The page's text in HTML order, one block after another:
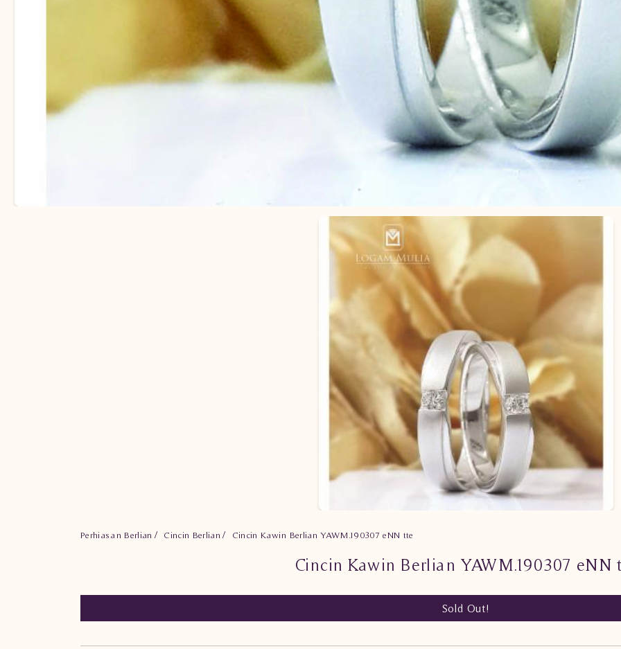
Perhiasan Berlian Cincin Berlian Cincin Kawin Berlian YAWM.190307 eNN tte
Cincin Kawin Berlian YAWM.190307 eNN
Sold Out!